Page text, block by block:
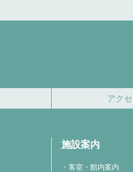
アク
施設案内
客室・館内案内